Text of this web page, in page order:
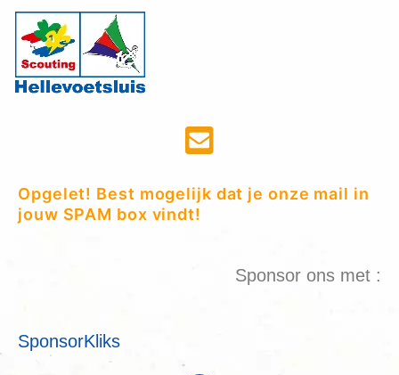
Opgelet! Best mogelijk dat je onze mail in
jouw SPAM box vindt!
Sponsor ons met :
SponsorKliks